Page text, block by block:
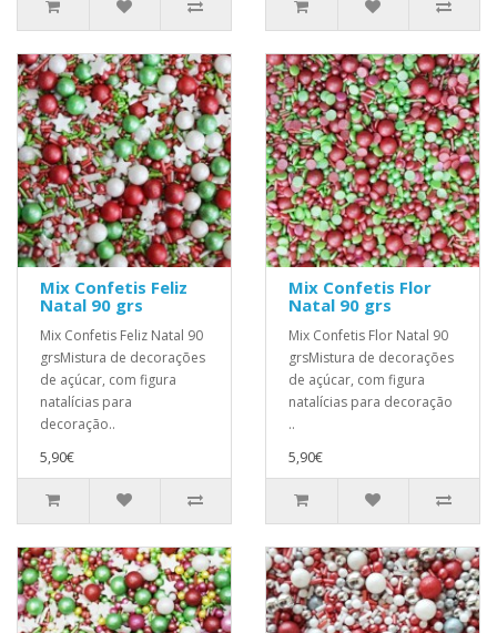
Mix Confetis Feliz
Natal 90 grs
Mix Confetis Feliz Natal 90
grsMistura de decorações
de açúcar, com figura
natalícias para
decoração..
5,90€
Mix Confetis Flor
Natal 90 grs
Mix Confetis Flor Natal 90
grsMistura de decorações
de açúcar, com figura
natalícias para decoração
..
5,90€